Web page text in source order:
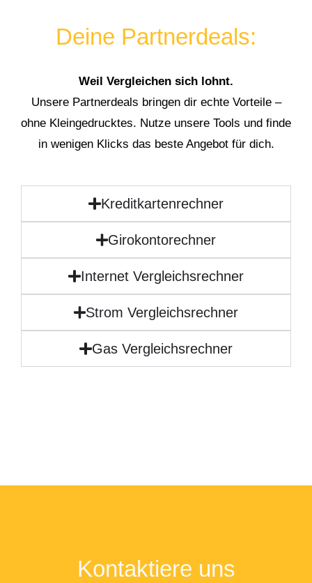
Deine Partnerdeals:
Weil Vergleichen sich lohnt.
Unsere Partnerdeals bringen dir echte Vorteile –
ohne Kleingedrucktes. Nutze unsere Tools und finde
in wenigen Klicks das beste Angebot für dich.
Kreditkartenrechner
Girokontorechner
Internet Vergleichsrechner
Strom Vergleichsrechner
Gas Vergleichsrechner
Kontaktiere uns